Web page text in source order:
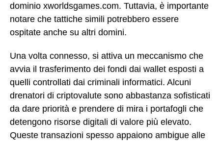
dominio xworldsgames.com. Tuttavia, è importante
notare che tattiche simili potrebbero essere
ospitate anche su altri domini.
Una volta connesso, si attiva un meccanismo che
avvia il trasferimento dei fondi dai wallet esposti a
quelli controllati dai criminali informatici. Alcuni
drenatori di criptovalute sono abbastanza sofisticati
da dare priorità e prendere di mira i portafogli che
detengono risorse digitali di valore più elevato.
Queste transazioni spesso appaiono ambigue alle